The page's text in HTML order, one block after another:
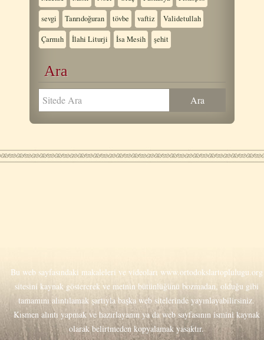
sevgi Tanrıdoğuran tövbe vaftiz Validetullah
Çarmıh İlahi Liturji İsa Mesih şehit
Ara
Bu web sayfasındaki makaleleri ve videoları www.ortodokslartoplulugu.org
sitesini kaynak göstererek ve metnin bütünlüğünü bozmadan, olduğu gibi
tamamını alıntılamak şartıyla başka web sitelerinde yayınlayabilirsiniz.
Kısmen alıntı yapmak ve hazırlayanın ya da web sayfasının ismini kaynak
olarak belirtmeden kopyalamak yasaktır.